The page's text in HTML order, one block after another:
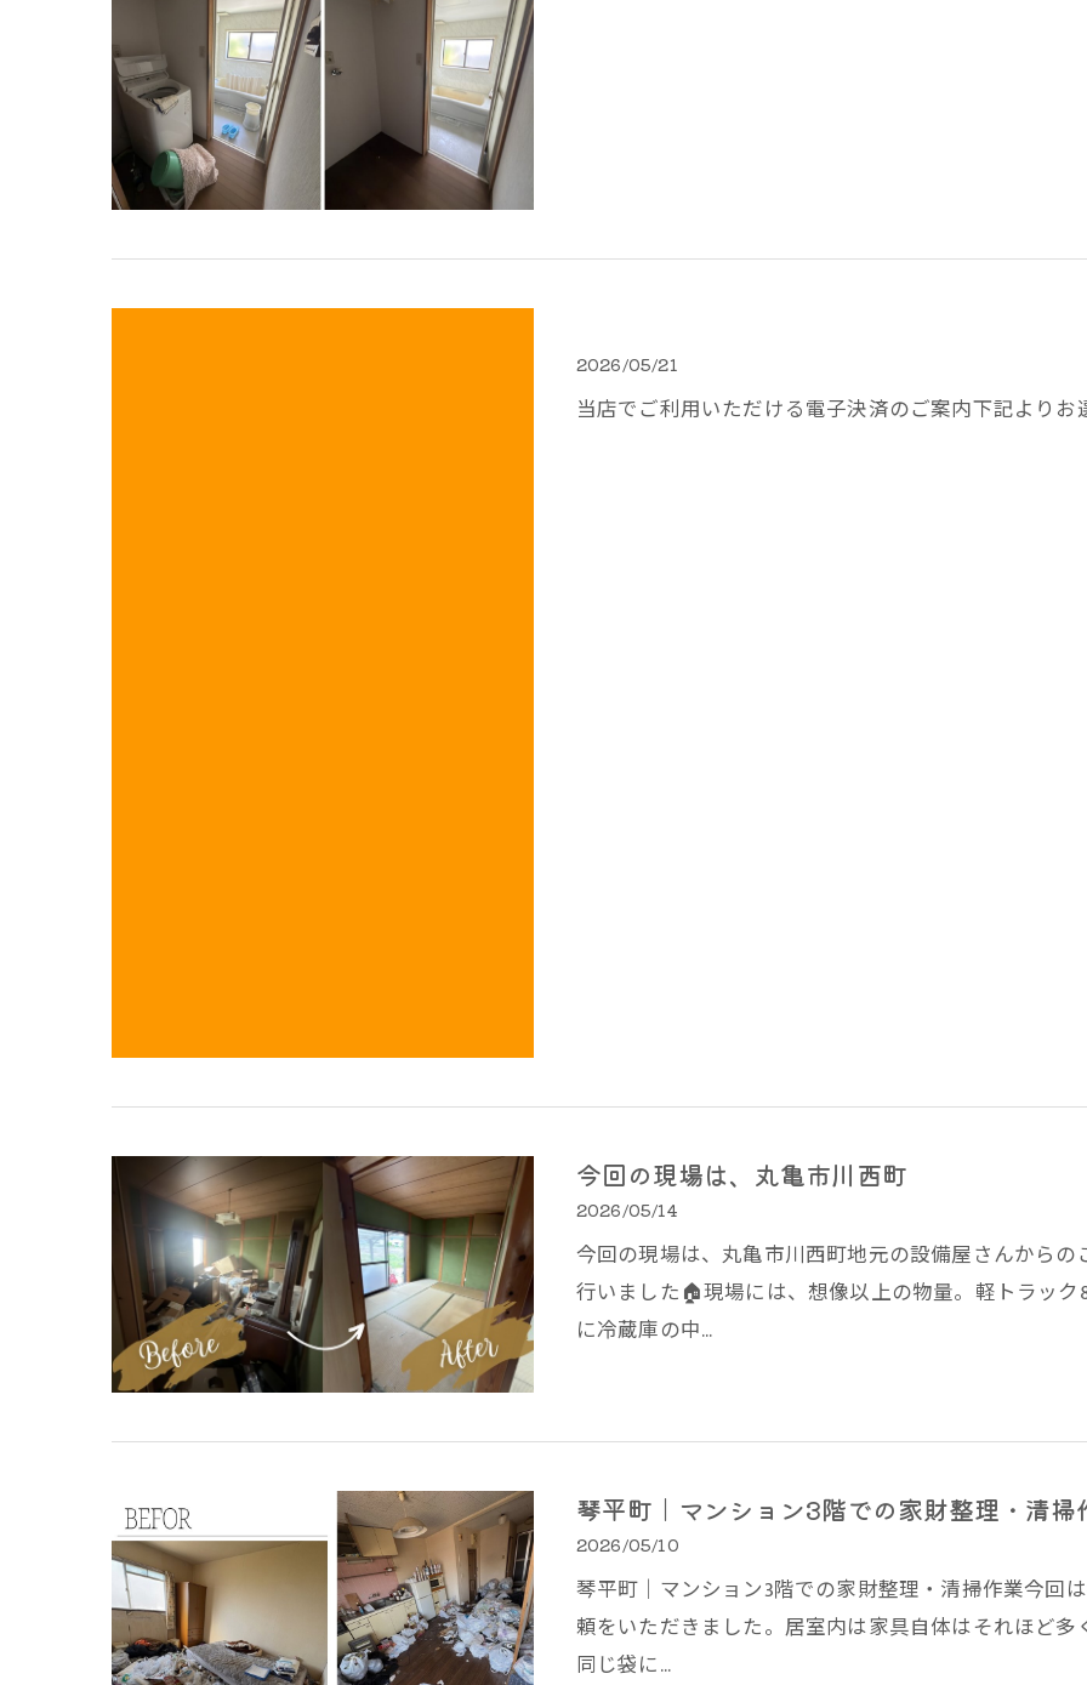
2026/05/21
当店でご利用いただける電子決済のご案内下記よりお
今回の現場は、丸亀市川西町
2026/05/14
今回の現場は、丸亀市川西町地元の設備屋さんから
行いました🏠現場には、想像以上の物量。軽トラッ
に冷蔵庫の中…
琴平町｜マンション3階での家財整理・清掃
2026/05/10
琴平町｜マンション3階での家財整理・清掃作業今回
頼をいただきました。居室内は家具自体はそれほど
同じ袋に…